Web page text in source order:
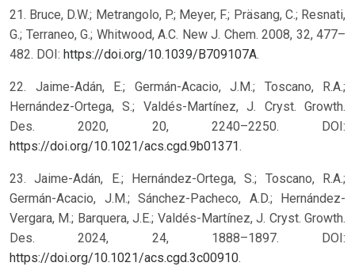
21. Bruce, D.W.; Metrangolo, P.; Meyer, F.; Präsang, C.; Resnati,
G.; Terraneo, G.; Whitwood, A.C. New J. Chem. 2008, 32, 477–
482. DOI: https://doi.org/10.1039/B709107A.
22. Jaime-Adán, E.; Germán-Acacio, J.M.; Toscano, R.A.;
Hernández-Ortega, S.; Valdés-Martínez, J. Cryst. Growth.
Des. 2020, 20, 2240–2250. DOI:
https://doi.org/10.1021/acs.cgd.9b01371.
23. Jaime-Adán, E.; Hernández-Ortega, S.; Toscano, R.A.;
Germán-Acacio, J.M.; Sánchez-Pacheco, A.D.; Hernández-
Vergara, M.; Barquera, J.E.; Valdés-Martínez, J. Cryst. Growth.
Des. 2024, 24, 1888–1897. DOI:
https://doi.org/10.1021/acs.cgd.3c00910.